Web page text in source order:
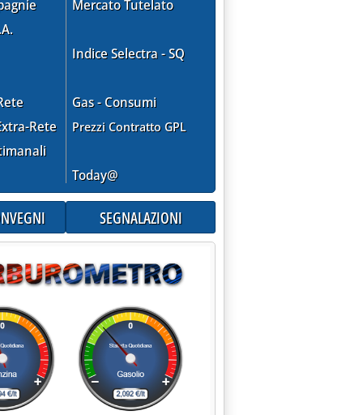
crisi gas con Ucraina . Ma possibile taglio forniture oil
Rete
Mercato Tutelato
Indice Selectra - SQ
Gas - Consumi
Prezzi Contratto GPL
Today@
SEGNALAZIONI